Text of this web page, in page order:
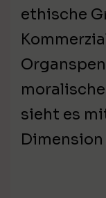
ethische
sieht es
Dimension